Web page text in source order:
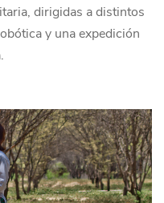
dirigidas a distintos
y una expedición